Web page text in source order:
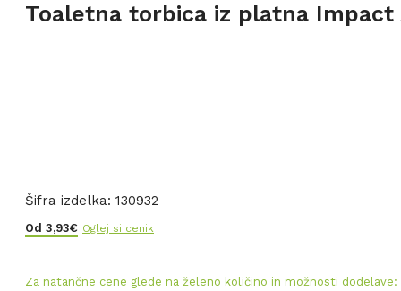
Toaletna torbica iz platna Impact
Šifra izdelka: 130932
Od 3,93€ Oglej si cenik
Za natančne cene glede na želeno količino in možnosti dodelave: